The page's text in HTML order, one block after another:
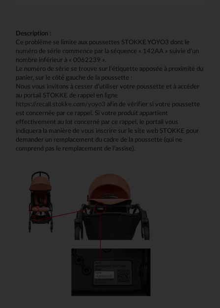
Description :
Ce problème se limite aux poussettes STOKKE YOYO3 dont le
numéro de série commence par la séquence « 142AA » suivie d’un
nombre inférieur à « 0062239 ».
Le numéro de série se trouve sur l’étiquette apposée à proximité du
panier, sur le côté gauche de la poussette :
Nous vous invitons à cesser d’utiliser votre poussette et à accéder
au portail STOKKE de rappel en ligne
https://recall.stokke.com/yoyo3 afin de vérifier si votre poussette
est concernée par ce rappel. Si votre produit appartient
effectivement au lot concerné par ce rappel, le portail vous
indiquera la manière de vous inscrire sur le site web STOKKE pour
demander un remplacement du cadre de la poussette (qui ne
comprend pas le remplacement de l’assise).